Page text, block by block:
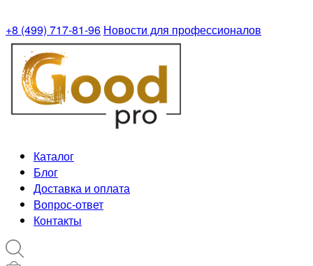
+8 (499) 717-81-96 Новости для профессионалов
Каталог
Блог
Доставка и оплата
Вопрос-ответ
Контакты